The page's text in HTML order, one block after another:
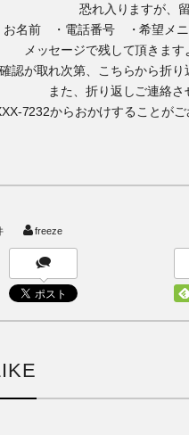
恐れ入りますが、
お名前 ・電話番号 ・希望メ
メッセージで残して頂きます
確認が取れ次第、こちらから折り
また、折り返しご連絡さ
7232からおかけすることがご
freeze